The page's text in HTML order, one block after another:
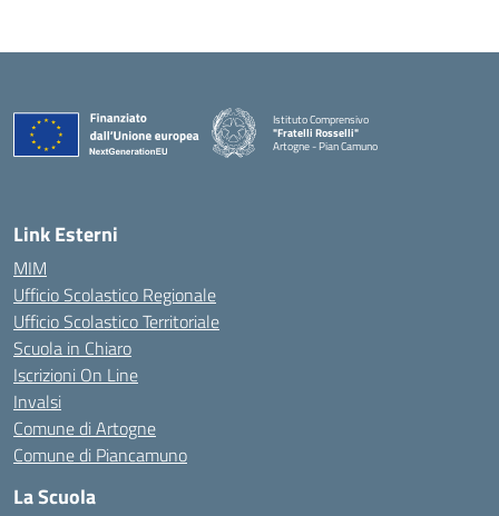
Istituto Comprensivo
"Fratelli Rosselli"
Artogne - Pian Camuno
— Visita la pagina iniziale della scuola
Link Esterni
MIM
Ufficio Scolastico Regionale
Ufficio Scolastico Territoriale
Scuola in Chiaro
Iscrizioni On Line
Invalsi
Comune di Artogne
Comune di Piancamuno
La Scuola